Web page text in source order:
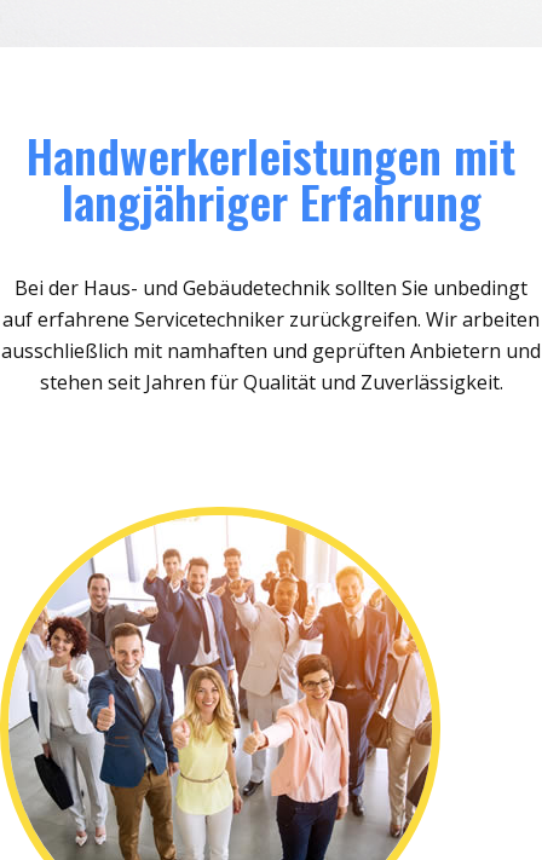
Handwerkerleistungen mit
langjähriger Erfahrung
Bei der Haus- und Gebäudetechnik sollten Sie unbedingt
auf erfahrene Servicetechniker zurückgreifen. Wir arbeiten
ausschließlich mit namhaften und geprüften Anbietern und
stehen seit Jahren für Qualität und Zuverlässigkeit.